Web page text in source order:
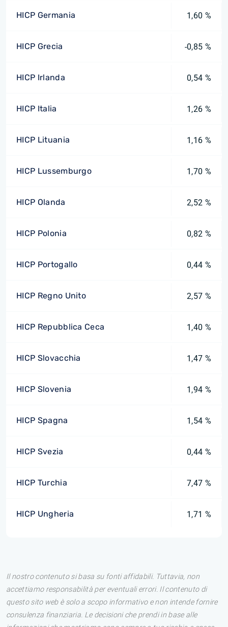
HICP Germania 1,60 %
HICP Grecia -0,85 %
HICP Irlanda 0,54 %
HICP Italia 1,26 %
HICP Lituania 1,16 %
HICP Lussemburgo 1,70 %
HICP Olanda 2,52 %
HICP Polonia 0,82 %
HICP Portogallo 0,44 %
HICP Regno Unito 2,57 %
HICP Repubblica Ceca 1,40 %
HICP Slovacchia 1,47 %
HICP Slovenia 1,94 %
HICP Spagna 1,54 %
HICP Svezia 0,44 %
HICP Turchia 7,47 %
HICP Ungheria 1,71 %
Il nostro contenuto si basa su fonti affidabili. Tuttavia, non
accettiamo responsabilità per eventuali errori. Il contenuto di
questo sito web è solo a scopo informativo e non intende fornire
consulenza finanziaria. Le decisioni che prendi in base alle